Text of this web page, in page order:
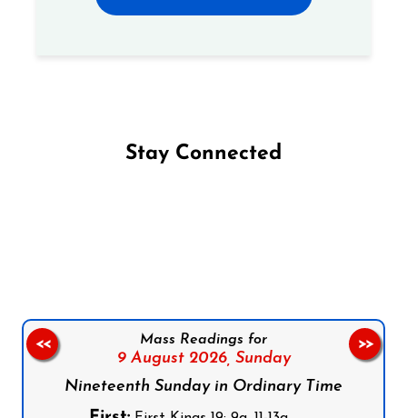
Stay Connected
Mass Readings for
9 August 2026, Sunday
Nineteenth Sunday in Ordinary Time
<< >>